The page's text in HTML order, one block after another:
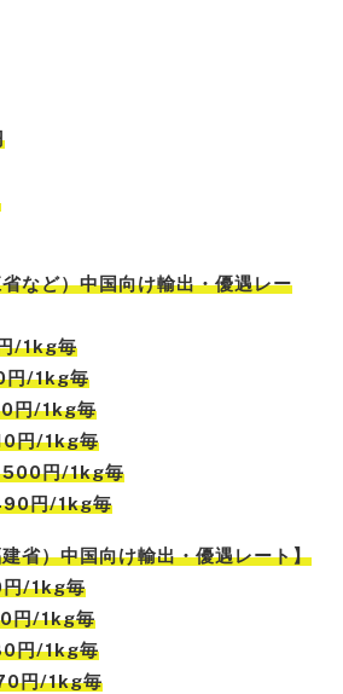
など）中国向け輸出・優遇レー
/1kg毎
/1kg毎
円/1kg毎
円/1kg毎
円/1kg毎
円/1kg毎
省）中国向け輸出・優遇レート】
/1kg毎
円/1kg毎
円/1kg毎
円/1kg毎